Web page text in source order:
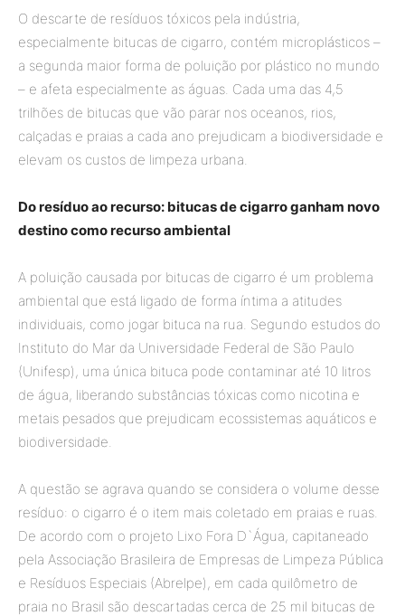
O descarte de resíduos tóxicos pela indústria,
especialmente bitucas de cigarro, contém microplásticos –
a segunda maior forma de poluição por plástico no mundo
– e afeta especialmente as águas. Cada uma das 4,5
trilhões de bitucas que vão parar nos oceanos, rios,
calçadas e praias a cada ano prejudicam a biodiversidade e
elevam os custos de limpeza urbana.
Do resíduo ao recurso: bitucas de cigarro ganham novo
destino como recurso ambiental
A poluição causada por bitucas de cigarro é um problema
ambiental que está ligado de forma íntima a atitudes
individuais, como jogar bituca na rua. Segundo estudos do
Instituto do Mar da Universidade Federal de São Paulo
(Unifesp), uma única bituca pode contaminar até 10 litros
de água, liberando substâncias tóxicas como nicotina e
metais pesados que prejudicam ecossistemas aquáticos e
biodiversidade.
A questão se agrava quando se considera o volume desse
resíduo: o cigarro é o item mais coletado em praias e ruas.
De acordo com o projeto Lixo Fora D`Água, capitaneado
pela Associação Brasileira de Empresas de Limpeza Pública
e Resíduos Especiais (Abrelpe), em cada quilômetro de
praia no Brasil são descartadas cerca de 25 mil bitucas de